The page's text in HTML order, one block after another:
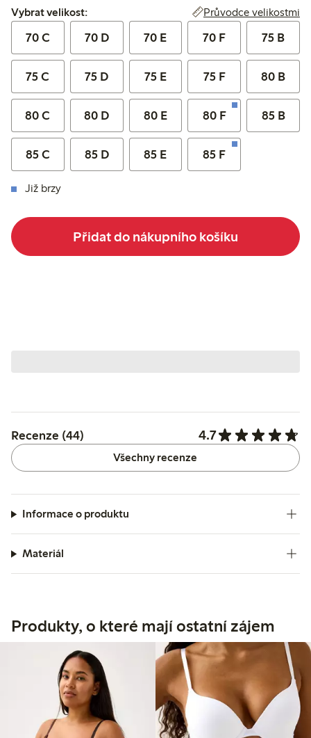
Vybrat velikost:
Vybrat velikost: Průvodce velikostmi
70 C 70 D 70 E 70 F 75 B
75 C 75 D 75 E 75 F 80 B
80 C 80 D 80 E 80 F 85 B
85 C 85 D 85 E 85 F
Již brzy
Přidat do nákupního košíku
Recenze (44) 4.7
Všechny recenze
Informace o produktu
Materiál
Produkty, o které mají ostatní zájem